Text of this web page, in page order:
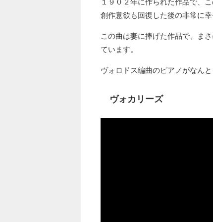
１９０２年に作られた作品で、
創作意欲も回復した後の非常に幸
この曲は妻に捧げた作品で、ま
ています。
ヴォロドス編曲のピアノがなんと
ヴォカリーズ